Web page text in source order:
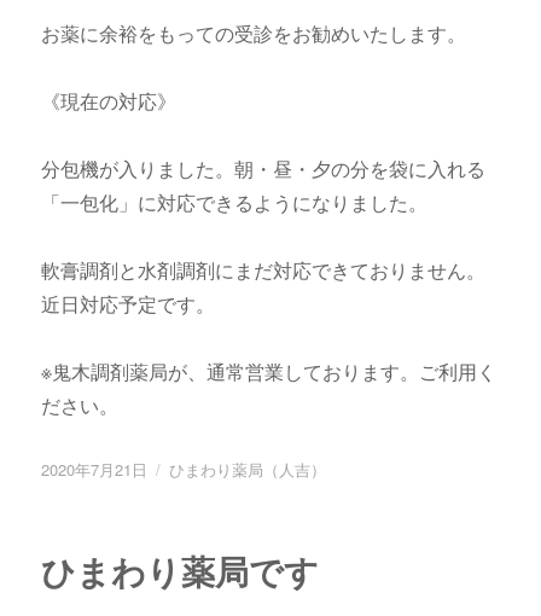
お薬に余裕をもっての受診をお勧めいたします。
《現在の対応》
分包機が入りました。朝・昼・夕の分を袋に入れる
「一包化」に対応できるようになりました。
軟膏調剤と水剤調剤にまだ対応できておりません。
近日対応予定です。
※鬼木調剤薬局が、通常営業しております。ご利用く
ださい。
投
2020年7月21日
カ
ー
ひまわり薬局（人吉）
ひまわり薬局です